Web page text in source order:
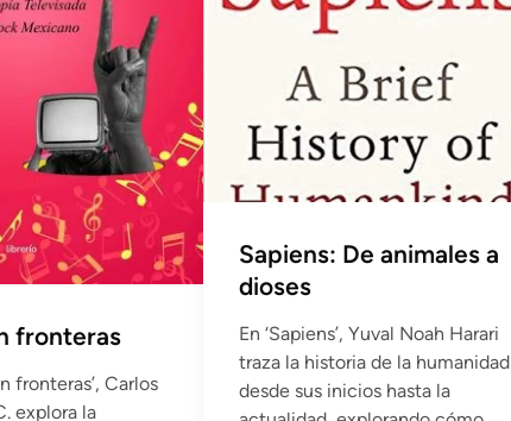
fronteras
fronteras’, Carlos
explora la
Sapiens: De animales a
dioses
En ‘Sapiens’, Yuval Noah Harari
traza la historia de la humanidad
desde sus inicios hasta la